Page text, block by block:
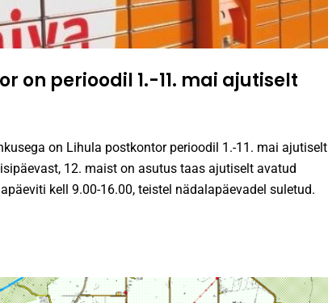
on perioodil 1.-11. mai ajutiselt
on Lihula postkontor perioodil 1.-11. mai ajutiselt
12. maist on asutus taas ajutiselt avatud
kell 9.00-16.00, teistel nädalapäevadel suletud.